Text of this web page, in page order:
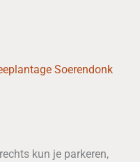
Soerendonk
kun je parkeren,